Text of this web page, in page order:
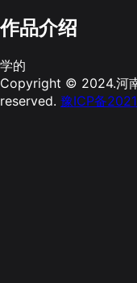
作品介绍
学的
Copyright © 2024.河
reserved. 豫ICP备